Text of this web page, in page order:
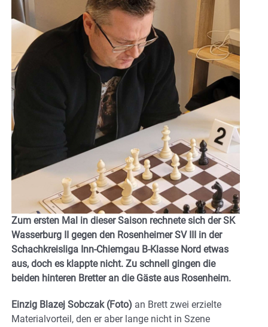
Zum ersten Mal in dieser Saison rechnete sich der SK
Wasserburg II gegen den Rosenheimer SV III in der
Schachkreisliga Inn-Chiemgau B-Klasse Nord etwas
aus, doch es klappte nicht. Zu schnell gingen die
beiden hinteren Bretter an die Gäste aus Rosenheim.
Einzig Blazej Sobczak (Foto) an Brett zwei erzielte
Materialvorteil, den er aber lange nicht in Szene